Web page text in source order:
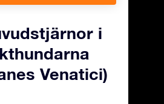
i
Venatici)